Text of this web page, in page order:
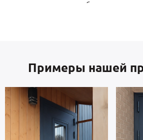
поэтому поверхность не боится ударов,
вариантов, представленных
образцов у специалиста по
Каркас коробки и полотно — сталь
Россия, толщиной 2 мм. Внутренняя
Взломостойкие замки входят в комплект.
Примеры нашей